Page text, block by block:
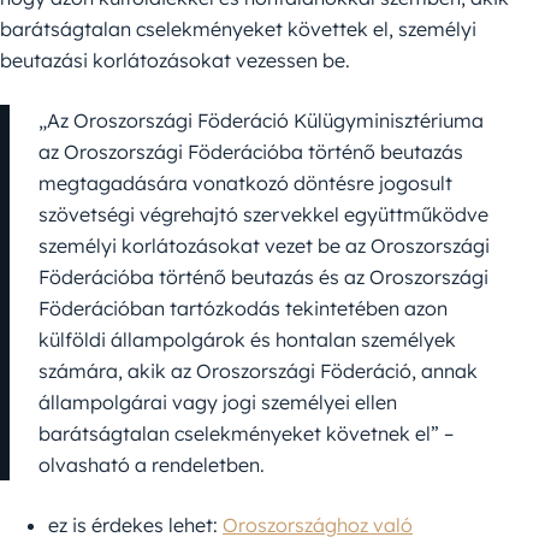
barátságtalan cselekményeket követtek el, személyi
beutazási korlátozásokat vezessen be.
„Az Oroszországi Föderáció Külügyminisztériuma
az Oroszországi Föderációba történő beutazás
megtagadására vonatkozó döntésre jogosult
szövetségi végrehajtó szervekkel együttműködve
személyi korlátozásokat vezet be az Oroszországi
Föderációba történő beutazás és az Oroszországi
Föderációban tartózkodás tekintetében azon
külföldi állampolgárok és hontalan személyek
számára, akik az Oroszországi Föderáció, annak
állampolgárai vagy jogi személyei ellen
barátságtalan cselekményeket követnek el” –
olvasható a rendeletben.
ez is érdekes lehet: Oroszországhoz való